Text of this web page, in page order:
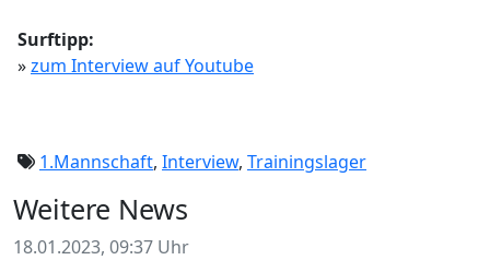
Surftipp:
»zum Interview auf Youtube
1.Mannschaft, Interview, Trainingslager
Weitere News
18.01.2023, 09:37 Uhr